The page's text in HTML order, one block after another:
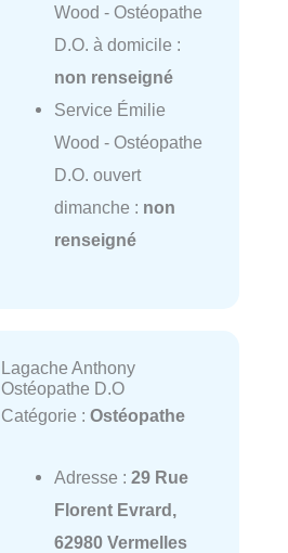
Wood - Ostéopathe
D.O. à domicile :
non renseigné
Service Émilie
Wood - Ostéopathe
D.O. ouvert
dimanche : non
renseigné
Lagache Anthony
Ostéopathe D.O
Catégorie : Ostéopathe
Adresse : 29 Rue
Florent Evrard,
62980 Vermelles